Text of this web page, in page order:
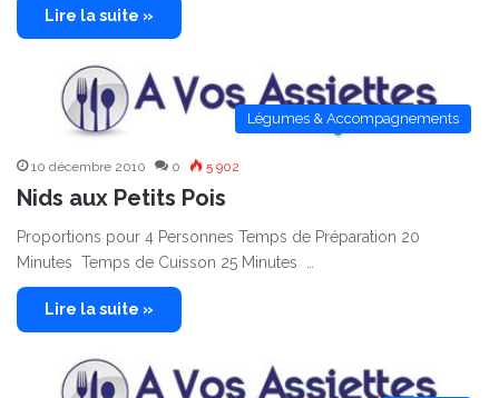
Lire la suite »
Légumes & Accompagnements
10 décembre 2010 0 5 902
Nids aux Petits Pois
Proportions pour 4 Personnes Temps de Préparation 20
Minutes Temps de Cuisson 25 Minutes …
Lire la suite »